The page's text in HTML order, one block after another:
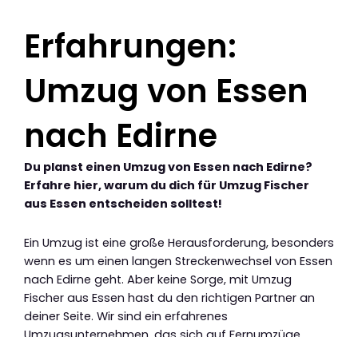
Erfahrungen:
Umzug von Essen
nach Edirne
Du planst einen Umzug von Essen nach Edirne?
Erfahre hier, warum du dich für Umzug Fischer
aus Essen entscheiden solltest!
Ein Umzug ist eine große Herausforderung, besonders
wenn es um einen langen Streckenwechsel von Essen
nach Edirne geht. Aber keine Sorge, mit Umzug
Fischer aus Essen hast du den richtigen Partner an
deiner Seite. Wir sind ein erfahrenes